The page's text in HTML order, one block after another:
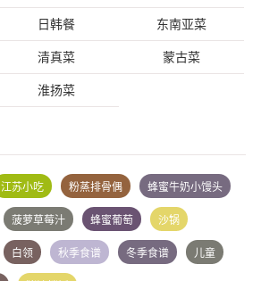
日韩餐 东南亚菜
清真菜 蒙古菜
淮扬菜
江苏小吃 粉蒸排骨偶 蜂蜜牛奶小馒头
菠萝草莓汁 蜂蜜葡萄 沙锅
白领 秋季食谱 冬季食谱 儿童